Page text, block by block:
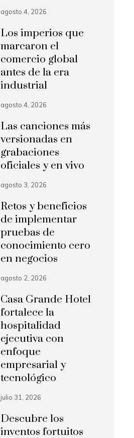
agosto 4, 2026
Los imperios que
marcaron el
comercio global
antes de la era
industrial
agosto 4, 2026
Las canciones más
versionadas en
grabaciones
oficiales y en vivo
agosto 3, 2026
Retos y beneficios
de implementar
pruebas de
conocimiento cero
en negocios
agosto 2, 2026
Casa Grande Hotel
fortalece la
hospitalidad
ejecutiva con
enfoque
empresarial y
tecnológico
julio 31, 2026
Descubre los
inventos fortuitos